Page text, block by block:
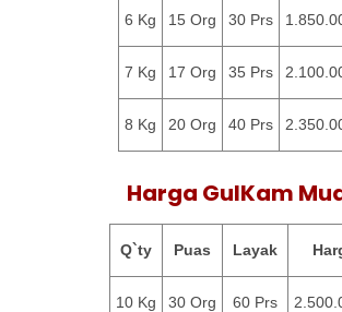
6 Kg 15 Org 30 Prs
7 Kg 17 Org 35 Prs
8 Kg 20 Org 40 Prs
Harga GulKam
Q`ty Puas Layak
10 Kg 30 Org 60 Prs